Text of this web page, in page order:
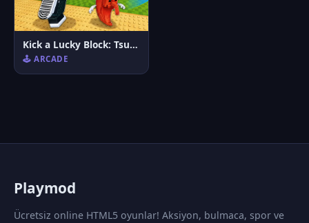
Kick a Lucky Block: Tsunami Football
🕹️ ARCADE
Playmod
Ücretsiz online HTML5 oyunlar! Aksiyon, bulmaca, spor ve